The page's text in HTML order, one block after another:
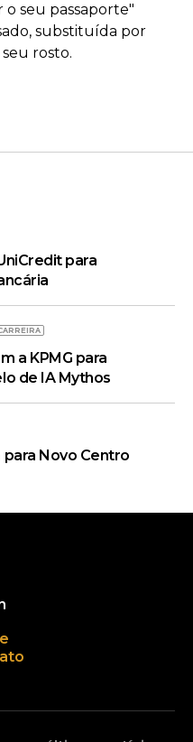
seu passaporte"
substituída por
rosto.
para
a KPMG para
de IA Mythos
Novo Centro